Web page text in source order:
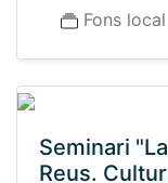
Fons local
Seminari
Reus.